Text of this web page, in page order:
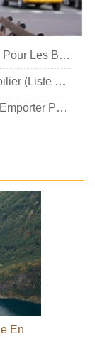
Emballage Léger :comment Emballer Pour Les Bagages De Cabine Uniquement
Quoi Emporter Pour Un Voyage En Voilier (liste De Colisage Et Indispensables)
Liste De Colisage De L'Islande :quoi Emporter Pour Un Voyage En Islande
En